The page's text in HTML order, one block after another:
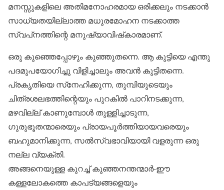
മനസ്സുകളിലെ അതിമനോഹരമായ ഒരിക്കലും നടക്കാന്‍
സാധ്യതയില്ലാത്ത മധുരമോഹന നടക്കാത്ത
സ്വപ്‌നത്തിന്റെ മനുഷ്യാവിഷ്‌കാരമാണ്.
ഒരു കുഞ്ഞെപ്പോഴും കുഞ്ഞുതന്നെ. ആ കുട്ടിയെ എന്തു
പദമുപയോഗിച്ചു വിളിച്ചാലും അവന്‍ കുട്ടിതന്നെ.
പ്രകൃതിയെ സ്‌നേഹിക്കുന്ന, തുമ്പിയുടെയും
ചിത്രശലഭത്തിന്റെയും പുറകില്‍ പാറിനടക്കുന്ന,
മഴവില്ല് കാണുമ്പോള്‍ തുള്ളിച്ചാടുന്ന,
ഗുരുഭൂതന്മാരെയും പ്രായപൂര്‍ത്തിയായവരെയും
ബഹുമാനിക്കുന്ന, സല്‍സ്വഭാവിയായി വളരുന്ന ഒരു
നല്ല വ്യക്തി.
അങ്ങനെയുള്ള കുറച്ച് കുഞ്ഞനന്തന്മാര്‍-ഈ
കള്ളലോകത്തെ കാപട്യങ്ങളെയും